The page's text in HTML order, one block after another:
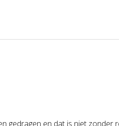
gedragen en dat is niet zonder